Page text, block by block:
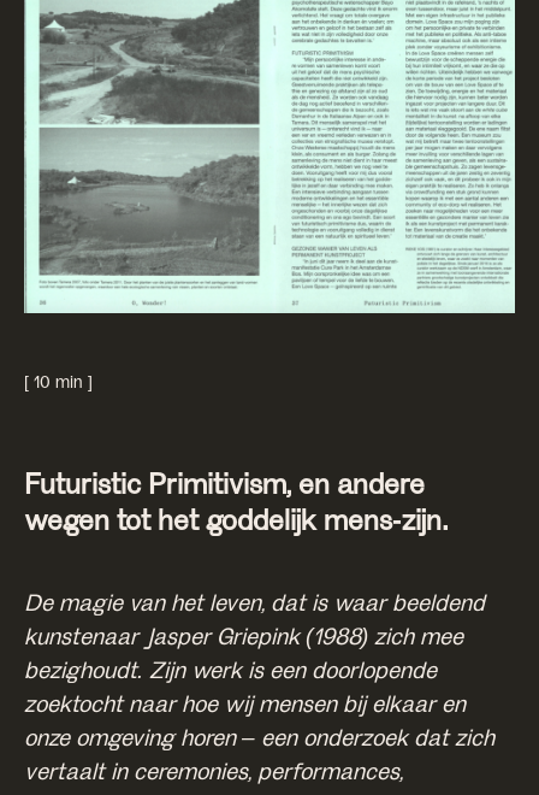
[ 10 min ]
Futuristic Primitivism, en andere
wegen tot het goddelijk mens-zijn.
De magie van het leven, dat is waar beeldend
kunstenaar Jasper Griepink (1988) zich mee
bezighoudt. Zijn werk is een doorlopende
zoektocht naar hoe wij mensen bij elkaar en
onze omgeving horen – een onderzoek dat zich
vertaalt in ceremonies, performances,